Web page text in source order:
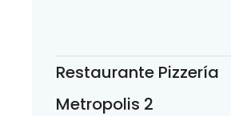
Restaurante Pizzería
Metropolis 2